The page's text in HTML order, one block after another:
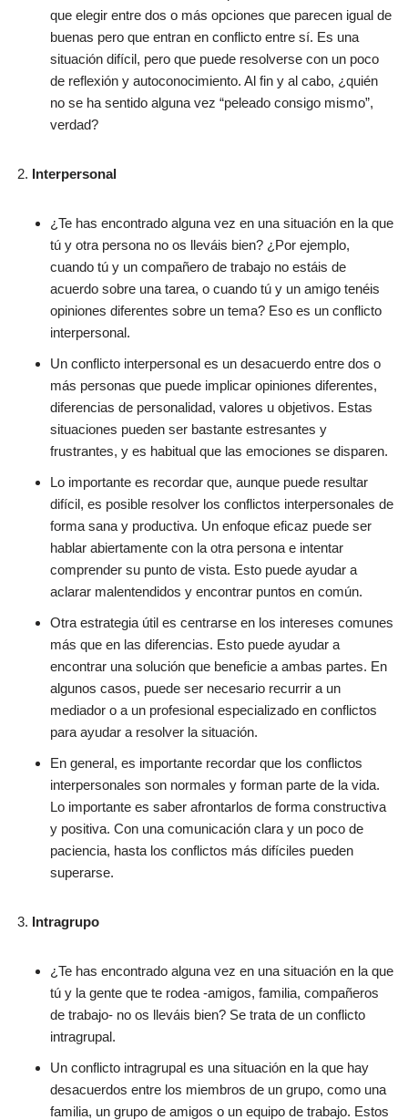
que elegir entre dos o más opciones que parecen igual de
buenas pero que entran en conflicto entre sí. Es una
situación difícil, pero que puede resolverse con un poco
de reflexión y autoconocimiento. Al fin y al cabo, ¿quién
no se ha sentido alguna vez “peleado consigo mismo”,
verdad?
Interpersonal
¿Te has encontrado alguna vez en una situación en la que
tú y otra persona no os lleváis bien? ¿Por ejemplo,
cuando tú y un compañero de trabajo no estáis de
acuerdo sobre una tarea, o cuando tú y un amigo tenéis
opiniones diferentes sobre un tema? Eso es un conflicto
interpersonal.
Un conflicto interpersonal es un desacuerdo entre dos o
más personas que puede implicar opiniones diferentes,
diferencias de personalidad, valores u objetivos. Estas
situaciones pueden ser bastante estresantes y
frustrantes, y es habitual que las emociones se disparen.
Lo importante es recordar que, aunque puede resultar
difícil, es posible resolver los conflictos interpersonales de
forma sana y productiva. Un enfoque eficaz puede ser
hablar abiertamente con la otra persona e intentar
comprender su punto de vista. Esto puede ayudar a
aclarar malentendidos y encontrar puntos en común.
Otra estrategia útil es centrarse en los intereses comunes
más que en las diferencias. Esto puede ayudar a
encontrar una solución que beneficie a ambas partes. En
algunos casos, puede ser necesario recurrir a un
mediador o a un profesional especializado en conflictos
para ayudar a resolver la situación.
En general, es importante recordar que los conflictos
interpersonales son normales y forman parte de la vida.
Lo importante es saber afrontarlos de forma constructiva
y positiva. Con una comunicación clara y un poco de
paciencia, hasta los conflictos más difíciles pueden
superarse.
Intragrupo
¿Te has encontrado alguna vez en una situación en la que
tú y la gente que te rodea -amigos, familia, compañeros
de trabajo- no os lleváis bien? Se trata de un conflicto
intragrupal.
Un conflicto intragrupal es una situación en la que hay
desacuerdos entre los miembros de un grupo, como una
familia, un grupo de amigos o un equipo de trabajo. Estos